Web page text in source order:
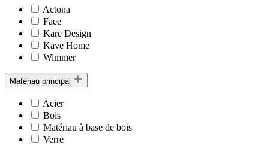
Actona
Faee
Kare Design
Kave Home
Wimmer
Matériau principal
Acier
Bois
Matériau à base de bois
Verre